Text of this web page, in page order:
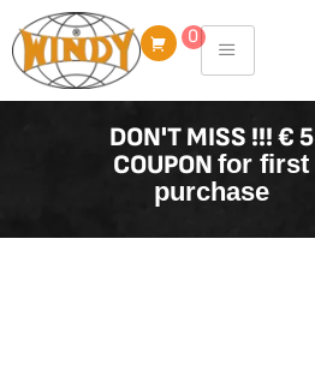
to
content
0
DON'T MISS !!! € 5
COUPONfor first
purchase